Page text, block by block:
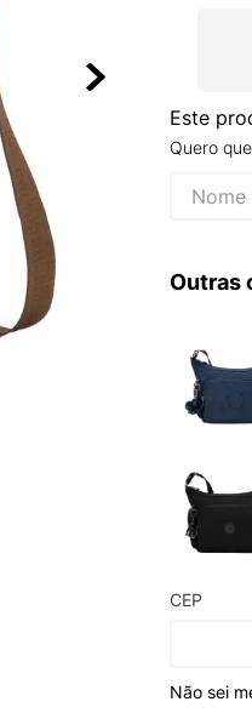
Este
Quero
Outras
CEP
Não sei